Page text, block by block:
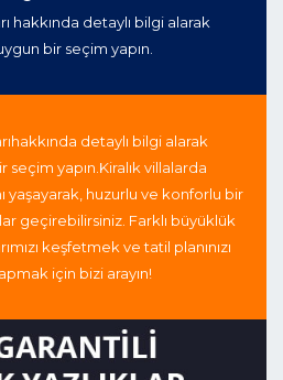
hakkında detaylı bilgi alarak
bir seçim yapın.
hakkında detaylı bilgi alarak
seçim yapın.Kiralık villalarda
yaşayarak, huzurlu ve konforlu bir
geçirebilirsiniz. Farklı büyüklük
keşfetmek ve tatil planınızı
için bizi arayın!